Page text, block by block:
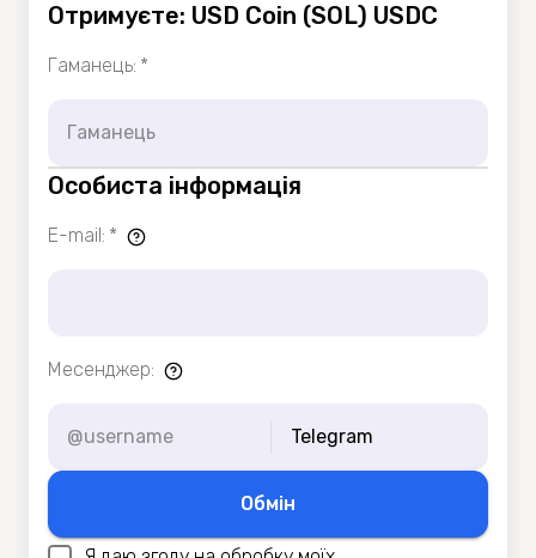
Отримуєте: USD Coin (SOL) USDC
Гаманець: *
Особиста інформація
E-mail: *
Месенджер:
Telegram
Обмiн